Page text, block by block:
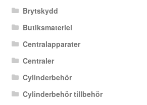
Brytskydd
Butiksmateriel
Centralapparater
Centraler
Cylinderbehör
Cylinderbehör tillbehör